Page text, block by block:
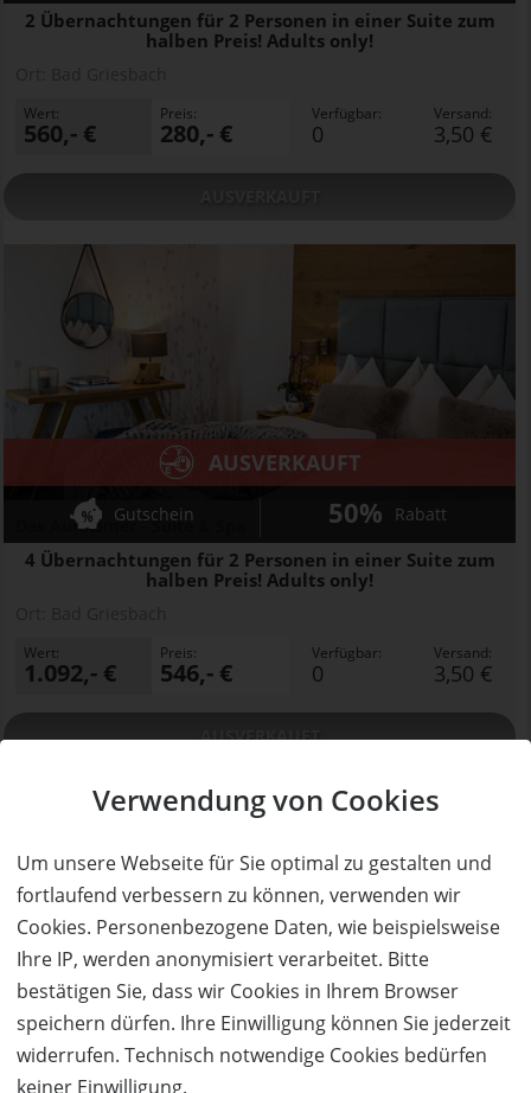
Verwendung von Cookies
Um unsere Webseite für Sie optimal zu gestalten und
fortlaufend verbessern zu können, verwenden wir
Cookies. Personenbezogene Daten, wie beispielsweise
Ihre IP, werden anonymisiert verarbeitet. Bitte
bestätigen Sie, dass wir Cookies in Ihrem Browser
speichern dürfen. Ihre Einwilligung können Sie jederzeit
widerrufen. Technisch notwendige Cookies bedürfen
keiner Einwilligung.
2 Übernachtungen für 2 Personen in einer Suite zum
halben Preis! Adults only!
Wert:
560,- €
Preis:
280,- €
Verfügbar:
0
Versand:
3,50 €
Das Aunhamer - Suite & Spa
4 Übernachtungen für 2 Personen in einer Suite zum
halben Preis! Adults only!
AUSVERKAUFT
Gutschein 50% Rabatt
Wert:
1.092,- €
Preis:
546,- €
Verfügbar:
0
Versand:
3,50 €
AUSVERKAUFT
Das Aunhamer - Suite & Spa
AUSVERKAUFT
Gutschein 50% Rabatt